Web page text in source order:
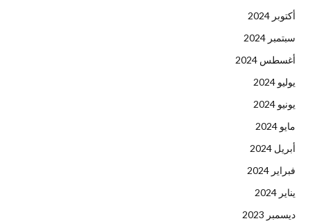
أكتوبر 2024
سبتمبر 2024
أغسطس 2024
يوليو 2024
يونيو 2024
مايو 2024
أبريل 2024
فبراير 2024
يناير 2024
ديسمبر 2023